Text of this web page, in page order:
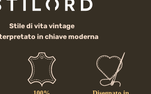
Stile di vita vintage
in chiave moderna